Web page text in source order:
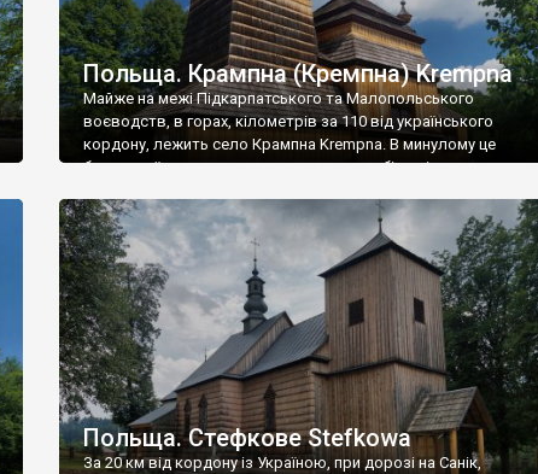
Польща. Крампна (Кремпна) Krempna
Майже на межі Підкарпатського та Малопольського
воєводств, в горах, кілометрів за 110 від українського
кордону, лежить село Крампна Krempna. В минулому це
було українське село, в якому тотальну більшість складали
лемки, 5 – євреї, і 125 – поляки, які жили на окремому хуторі
– […]
Польща. Стефкове Stefkowa
За 20 км від кордону із Україною, при дорозі на Санік,